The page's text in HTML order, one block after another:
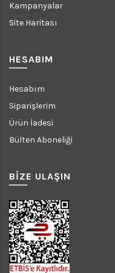
Kampanyalar
Site Haritası
HESABIM
Hesabım
Siparişlerim
Ürün İadesi
Bülten Aboneliği
BİZE ULAŞIN